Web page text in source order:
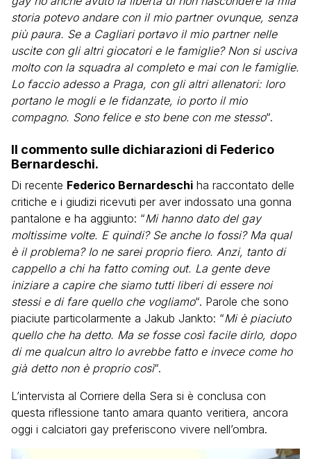
storia potevo andare con il mio partner ovunque, senza
più paura. Se a Cagliari portavo il mio partner nelle
uscite con gli altri giocatori e le famiglie? Non si usciva
molto con la squadra al completo e mai con le famiglie.
Lo faccio adesso a Praga, con gli altri allenatori: loro
portano le mogli e le fidanzate, io porto il mio
compagno. Sono felice e sto bene con me stesso“.
Il commento sulle dichiarazioni di Federico
Bernardeschi.
Di recente Federico Bernardeschi ha raccontato delle
critiche e i giudizi ricevuti per aver indossato una gonna
pantalone e ha aggiunto: “Mi hanno dato del gay
moltissime volte. E quindi? Se anche lo fossi? Ma qual
è il problema? Io ne sarei proprio fiero. Anzi, tanto di
cappello a chi ha fatto coming out. La gente deve
iniziare a capire che siamo tutti liberi di essere noi
stessi e di fare quello che vogliamo“. Parole che sono
piaciute particolarmente a Jakub Jankto: “Mi è piaciuto
quello che ha detto. Ma se fosse così facile dirlo, dopo
di me qualcun altro lo avrebbe fatto e invece come ho
già detto non è proprio così“.
L’intervista al Corriere della Sera si è conclusa con
questa riflessione tanto amara quanto veritiera, ancora
oggi i calciatori gay preferiscono vivere nell’ombra.